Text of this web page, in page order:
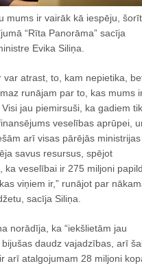
mums ir vairāk kā iespēju, šorīt
“Rīta Panorāma” sacīja
Evika Siliņa.
var atrast, to, kam nepietika,
runājam par to, kas mums
jau piemirsuši, ka gadiem
veselības aprūpei,
arī visas pārējās ministrijas
savus resursus, spējot
ka veselībai ir 275 miljoni
viņiem ir,” runājot par
sacīja Siliņa.
norādīja, ka “iekšlietām jau
bijušas daudz vajadzības, arī
arī atalgojumam 28 miljoni